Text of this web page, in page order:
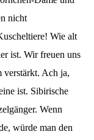
nicht
Wie alt
ist. Wir freuen uns
verstärkt. Ach ja,
ist. Sibirische
Wenn
würde man den